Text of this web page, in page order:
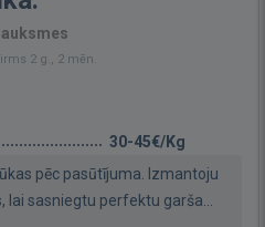
2 g., 2 mēn.
30-45€/Kg
pēc pasūtījuma. Izmantoju
sasniegtu perfektu garša...